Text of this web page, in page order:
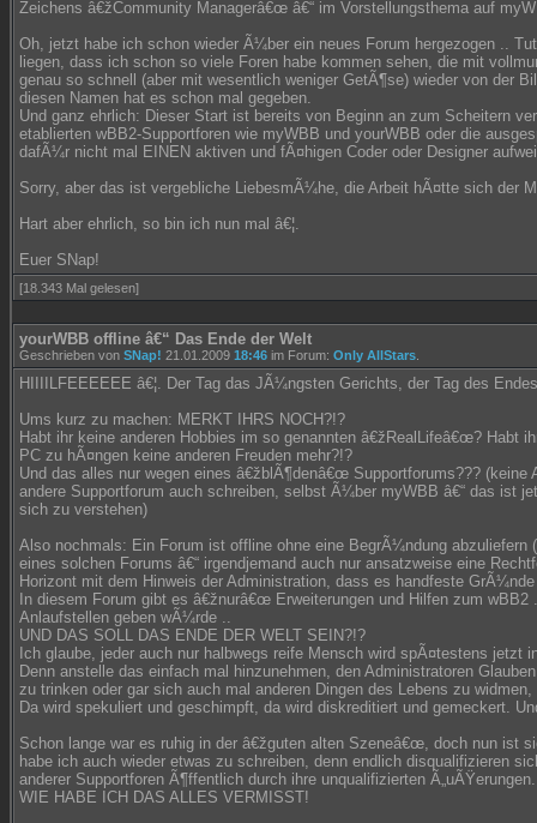
Zeichens â€žCommunity Managerâ€œ â€“ im Vorstellungsthema auf
Oh, jetzt habe ich schon wieder Ã¼ber ein neues Forum hergezogen ..
liegen, dass ich schon so viele Foren habe kommen sehen, die mit
genau so schnell (aber mit wesentlich weniger GetÃ¶se) wieder von der
diesen Namen hat es schon mal gegeben.
Und ganz ehrlich: Dieser Start ist bereits von Beginn an zum Scheitern
etablierten wBB2-Supportforen wie myWBB und yourWBB oder die
dafÃ¼r nicht mal EINEN aktiven und fÃ¤higen Coder oder Designer
Sorry, aber das ist vergebliche LiebesmÃ¼he, die Arbeit hÃ¤tte sich der
Hart aber ehrlich, so bin ich nun mal â€¦.
Euer SNap!
[18.343 Mal gelesen]
yourWBB offline â€“ Das Ende der Welt
Geschrieben von SNap! 21.01.2009 18:46 im Forum: Only AllStars
HIIIILFEEEEEE â€¦. Der Tag das JÃ¼ngsten Gerichts, der Tag des
Ums kurz zu machen: MERKT IHRS NOCH?!?
Habt ihr keine anderen Hobbies im so genannten â€žRealLifeâ€œ? Habt
PC zu hÃ¤ngen keine anderen Freuden mehr?!?
Und das alles nur wegen eines â€žblÃ¶denâ€œ Supportforums???
andere Supportforum auch schreiben, selbst Ã¼ber myWBB â€“ das ist
sich zu verstehen)
Also nochmals: Ein Forum ist offline ohne eine BegrÃ¼ndung abzuliefern
eines solchen Forums â€“ irgendjemand auch nur ansatzweise eine
Horizont mit dem Hinweis der Administration, dass es handfeste
In diesem Forum gibt es â€žnurâ€œ Erweiterungen und Hilfen zum
Anlaufstellen geben wÃ¼rde ..
UND DAS SOLL DAS ENDE DER WELT SEIN?!?
Ich glaube, jeder auch nur halbwegs reife Mensch wird spÃ¤testens jetzt
Denn anstelle das einfach mal hinzunehmen, den Administratoren
zu trinken oder gar sich auch mal anderen Dingen des Lebens zu
Da wird spekuliert und geschimpft, da wird diskreditiert und gemeckert.
Schon lange war es ruhig in der â€žguten alten Szeneâ€œ, doch nun ist
habe ich auch wieder etwas zu schreiben, denn endlich disqualifizieren
anderer Supportforen Ã¶ffentlich durch ihre unqualifizierten Ã„uÃŸerungen.
WIE HABE ICH DAS ALLES VERMISST!